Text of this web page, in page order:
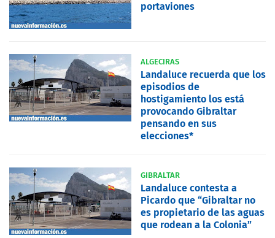
portaviones
ALGECIRAS
Landaluce recuerda que los
episodios de
hostigamiento los está
provocando Gibraltar
pensando en sus
elecciones*
GIBRALTAR
Landaluce contesta a
Picardo que “Gibraltar no
es propietario de las aguas
que rodean a la Colonia”